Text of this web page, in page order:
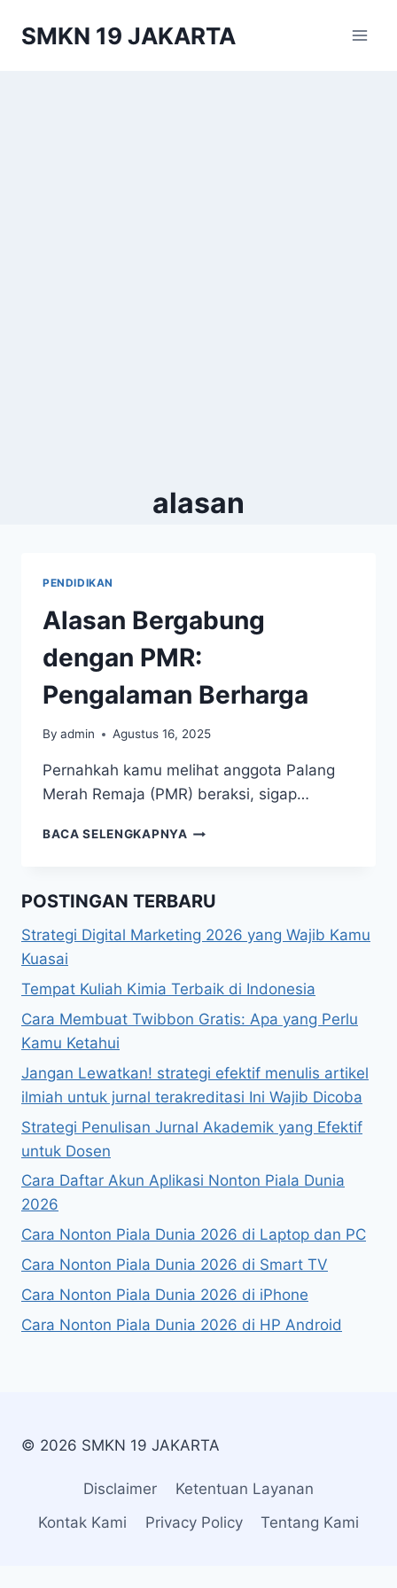
SMKN 19 JAKARTA
alasan
PENDIDIKAN
Alasan Bergabung
dengan PMR:
Pengalaman Berharga
By admin Agustus 16, 2025
Pernahkah kamu melihat anggota Palang
Merah Remaja (PMR) beraksi, sigap…
BACA SELENGKAPNYA ALASAN
PENGALAMAN
POSTINGAN TERBARU
Strategi Digital Marketing 2026 yang Wajib Kamu
Kuasai
Tempat Kuliah Kimia Terbaik di Indonesia
Cara Membuat Twibbon Gratis: Apa yang Perlu
Kamu Ketahui
Jangan Lewatkan! strategi efektif menulis artikel
ilmiah untuk jurnal terakreditasi Ini Wajib Dicoba
Strategi Penulisan Jurnal Akademik yang Efektif
untuk Dosen
Cara Daftar Akun Aplikasi Nonton Piala Dunia
2026
Cara Nonton Piala Dunia 2026 di Laptop dan PC
Cara Nonton Piala Dunia 2026 di Smart TV
Cara Nonton Piala Dunia 2026 di iPhone
Cara Nonton Piala Dunia 2026 di HP Android
© 2026 SMKN 19 JAKARTA
Disclaimer
Ketentuan Layanan
Kontak Kami
Privacy Policy Tentang Kami